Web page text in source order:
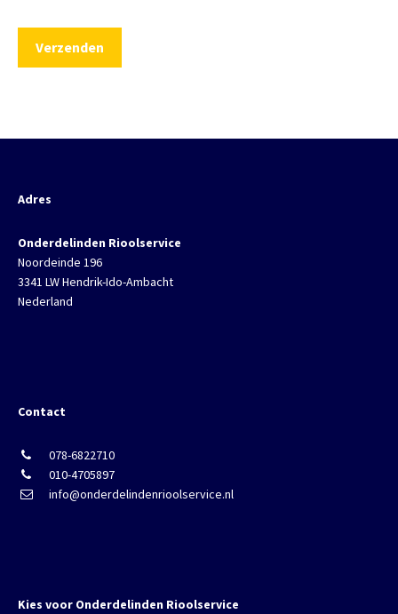
Adres
Onderdelinden Rioolservice
Noordeinde 196
3341 LW Hendrik-Ido-Ambacht
Nederland
Contact
078-6822710
010-4705897
info@onderdelindenrioolservice.nl
Kies voor Onderdelinden Rioolservice